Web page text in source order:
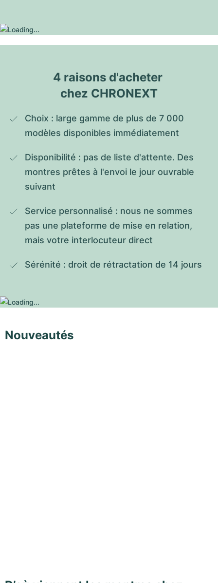
4 raisons d'acheter
chez CHRONEXT
Choix : large gamme de plus de 7 000
modèles disponibles immédiatement
Disponibilité : pas de liste d'attente. Des
montres prêtes à l'envoi le jour ouvrable
suivant
Service personnalisé : nous ne sommes
pas une plateforme de mise en relation,
mais votre interlocuteur direct
Sérénité : droit de rétractation de 14 jours
Nouveautés